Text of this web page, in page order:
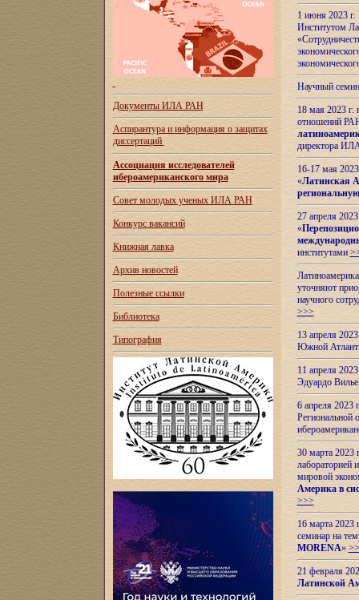
Документы ИЛА РАН
Аспирантура и информация о защитах
диссертаций
Ассоциация исследователей
ибероамериканского мира
Совет молодых ученых ИЛА РАН
Конкурс вакансий
Книжная лавка
Архив новостей
Полезные ссылки
Библиотека
Типография
1 июня 2023
Институтом
Научный
18 мая 2023
отношений
директора
16-17 мая
«Латинская
27 апреля
«
институтами
уточняют
научного
>>>
13 апреля
Южной
11 апреля
Эдуардо
6 апреля
Региональной
30 марта 2023
лабораторией
мировой
Америка в
>>>
16 марта 2023
семинар на
MORENA»
21 февраля
Латинской